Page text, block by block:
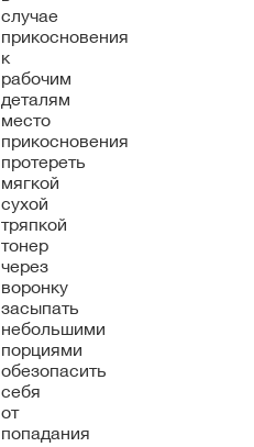
случае
прикосновения
к
рабочим
деталям
место
прикосновения
протереть
мягкой
сухой
тряпкой
тонер
через
воронку
засыпать
небольшими
порциями
обезопасить
себя
от
попадания